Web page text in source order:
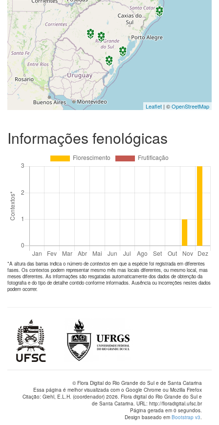
Leaflet | ©OpenStreetMap
Informações fenológicas
*A altura das barras indica o número de contextos em que a espécie foi registrada em diferentes
fases. Os contextos podem representar mesmo mês mas locais diferentes, ou mesmo local, mas
meses diferentes. As informações são resgatadas automaticamente dos dados de obtenção da
fotografia e do tipo de detalhe contido conforme informados. Ausência ou incorreções nestes dados
podem ocorrer.
© Flora Digital do Rio Grande do Sul e de Santa Catarina
Essa página é melhor visualizada com o Google Chrome ou Mozilla Firefox
Citação: Giehl, E.L.H. (coordenador) 2026. Flora digital do Rio Grande do Sul e
de Santa Catarina. URL: http://floradigital.ufsc.br
Página gerada em 0 segundos.
Design baseado em Bootstrap v3.